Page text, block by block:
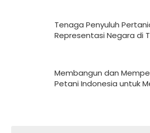
Tenaga Penyuluh
Representasi Negara di
Membangun dan
Petani Indonesia untuk